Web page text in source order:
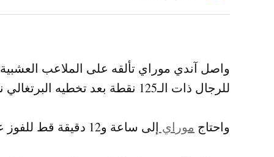
واصل آندي موراي تألقه على الملاعب
للرجال ذات الـ125 نقطة بعد تخطيه البرتغالي نونو بورخيس بمجموعتين دون رد .
واحتاج موراي إلى ساعة و12 دقيقة قط للفوز على بورخيس المصنف عالميا 73 بواقع 6-3 و6-2 .